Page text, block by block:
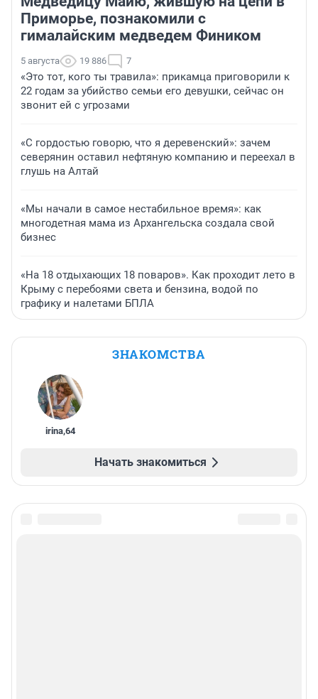
Приморье, познакомили с
гималайским медведем Фиником
5 августа 19 886 7
«Это тот, кого ты травила»: прикамца приговорили к
22 годам за убийство семьи его девушки, сейчас он
звонит ей с угрозами
«С гордостью говорю, что я деревенский»: зачем
северянин оставил нефтяную компанию и переехал в
глушь на Алтай
«Мы начали в самое нестабильное время»: как
многодетная мама из Архангельска создала свой
бизнес
«На 18 отдыхающих 18 поваров». Как проходит лето в
Крыму с перебоями света и бензина, водой по
графику и налетами БПЛА
ЗНАКОМСТВА
irina,64
Начать знакомиться